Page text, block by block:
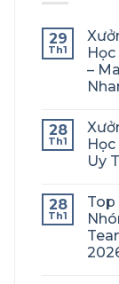
29
Th1
–
28
Th1
Uy
28
Th1
Top